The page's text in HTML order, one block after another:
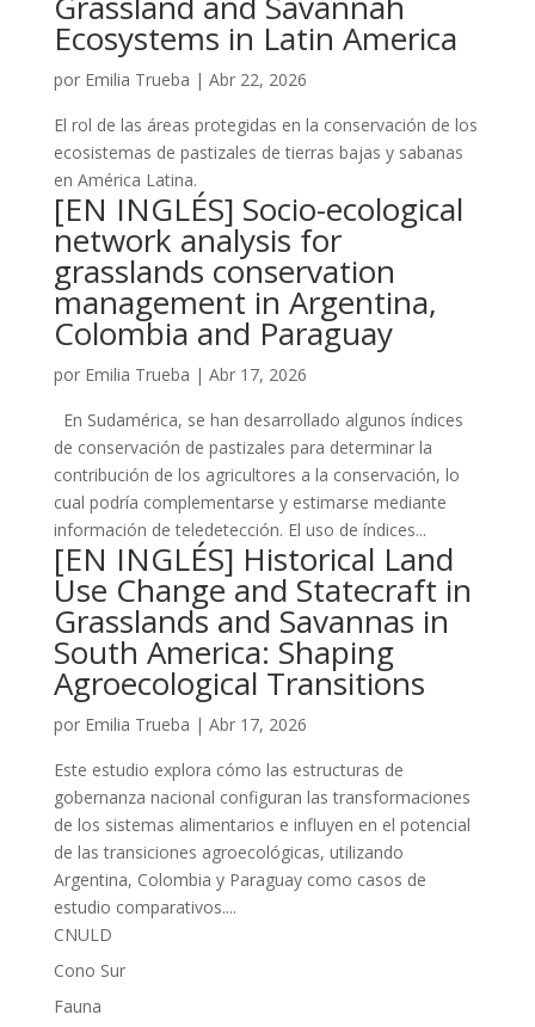
Ecosystems in Latin America
por Emilia Trueba | Abr 22, 2026
El rol de las áreas protegidas en la conservación de los
ecosistemas de pastizales de tierras bajas y sabanas
en América Latina.
[EN INGLÉS] Socio-ecological
network analysis for
grasslands conservation
management in Argentina,
Colombia and Paraguay
por Emilia Trueba | Abr 17, 2026
En Sudamérica, se han desarrollado algunos índices
de conservación de pastizales para determinar la
contribución de los agricultores a la conservación, lo
cual podría complementarse y estimarse mediante
información de teledetección. El uso de índices...
[EN INGLÉS] Historical Land
Use Change and Statecraft in
Grasslands and Savannas in
South America: Shaping
Agroecological Transitions
por Emilia Trueba | Abr 17, 2026
Este estudio explora cómo las estructuras de
gobernanza nacional configuran las transformaciones
de los sistemas alimentarios e influyen en el potencial
de las transiciones agroecológicas, utilizando
Argentina, Colombia y Paraguay como casos de
estudio comparativos....
CNULD
Cono Sur
Fauna